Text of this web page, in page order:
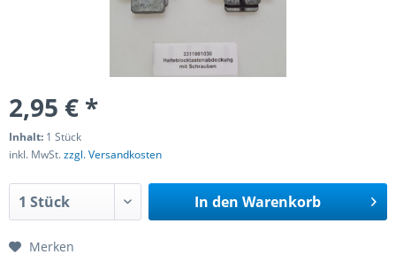
2,95 € *
Inhalt: 1 Stück
inkl. MwSt.zzgl. Versandkosten
In den Warenkorb
Merken